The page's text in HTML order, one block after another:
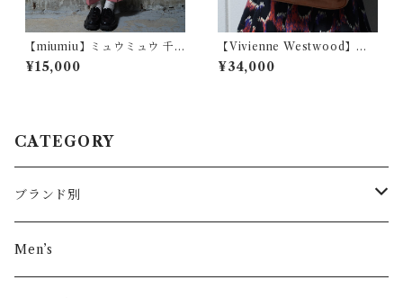
【miumiu】ミュウミュウ 千
鳥格子柄スラックス red＆whi
te
¥15,000
【Vivienne Westwood】ヴ
ィヴィアンウエストウッド エ
ンボスオーブロゴアコードレ
¥34,000
CATEGORY
ブランド別
その他ブランド
Men’s